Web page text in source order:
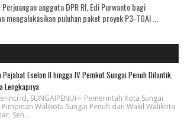
anggota DPR RI, Edi Purwanto bagi
mengalokasikan puluhan paket proyek P3-TGAI ...
Pejabat Eselon II hingga IV Pemkot Sungai Penuh Dilantik,
Lengkapnya
SUNGAIPENUH- Pemerintah Kota Sungai
Pimpinan Walikota Sungai Penuh dan Wakil Walikota
Sen...